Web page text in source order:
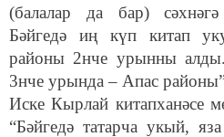
(балалар да бар)
Бәйгедә иң күп китап
районы 2нче урынны
3нче урында – Апас
Иске Кырлай китапханәсе
“Бәйгедә татарча укый,